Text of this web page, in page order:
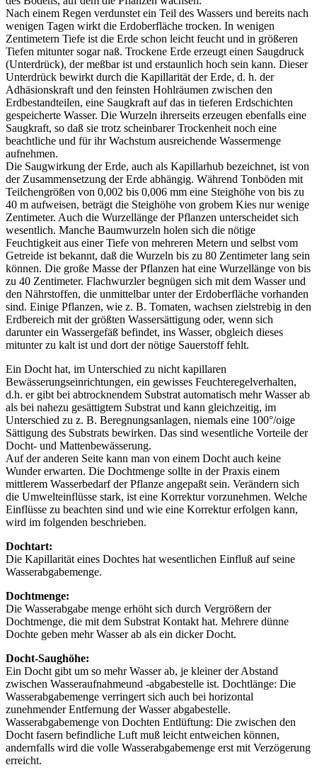
Nach einem Regen verdunstet ein Teil des Wassers und bereits nach
wenigen Tagen wirkt die Erdoberfläche trocken. In wenigen
Zentimetern Tiefe ist die Erde schon leicht feucht und in größeren
Tiefen mitunter sogar naß. Trockene Erde erzeugt einen Saugdruck
(Unterdrück), der meßbar ist und erstaunlich hoch sein kann. Dieser
Unterdrück bewirkt durch die Kapillarität der Erde, d. h. der
Adhäsionskraft und den feinsten Hohlräumen zwischen den
Erdbestandteilen, eine Saugkraft auf das in tieferen Erdschichten
gespeicherte Wasser. Die Wurzeln ihrerseits erzeugen ebenfalls eine
Saugkraft, so daß sie trotz scheinbarer Trockenheit noch eine
beachtliche und für ihr Wachstum ausreichende Wassermenge
aufnehmen.
Die Saugwirkung der Erde, auch als Kapillarhub bezeichnet, ist von
der Zusammensetzung der Erde abhängig. Während Tonböden mit
Teilchengrößen von 0,002 bis 0,006 mm eine Steighöhe von bis zu
40 m aufweisen, beträgt die Steighöhe von grobem Kies nur wenige
Zentimeter. Auch die Wurzellänge der Pflanzen unterscheidet sich
wesentlich. Manche Baumwurzeln holen sich die nötige
Feuchtigkeit aus einer Tiefe von mehreren Metern und selbst vom
Getreide ist bekannt, daß die Wurzeln bis zu 80 Zentimeter lang sein
können. Die große Masse der Pflanzen hat eine Wurzellänge von bis
zu 40 Zentimeter. Flachwurzler begnügen sich mit dem Wasser und
den Nährstoffen, die unmittelbar unter der Erdoberfläche vorhanden
sind. Einige Pflanzen, wie z. B. Tomaten, wachsen zielstrebig in den
Erdbereich mit der größten Wassersättigung oder, wenn sich
darunter ein Wassergefäß befindet, ins Wasser, obgleich dieses
mitunter zu kalt ist und dort der nötige Sauerstoff fehlt.
Ein Docht hat, im Unterschied zu nicht­ kapillaren
Bewässerungseinrichtungen, ein gewisses Feuchteregelver­halten,
d.h. er gibt bei abtrocknendem Substrat automatisch mehr Wasser ab
als bei nahezu gesättigtem Substrat und kann gleichzeitig, im
Unterschied zu z. B. Beregnungsanlagen, niemals eine 100°/oige
Sättigung des Substrats bewirken. Das sind wesentliche Vorteile der
Docht- und Mattenbewässerung.
Auf der anderen Seite kann man von einem Docht auch keine
Wunder er­warten. Die Dochtmenge sollte in der Praxis einem
mittlerem Wasserbedarf der Pflanze angepaßt sein. Verändern sich
die Umwelteinflüsse stark, ist eine Korrektur vorzunehmen. Welche
Einflüsse zu beachten sind und wie eine Korrektur erfolgen kann,
wird im folgenden beschrieben.
Dochtart:
Die Kapillarität eines Doch­tes hat wesentlichen Einfluß auf seine
Wasserabgabemenge.
Dochtmenge:
Die Wasserabgabe­ menge erhöht sich durch Vergrößern der
Dochtmenge, die mit dem Substrat Kontakt hat. Mehrere dünne
Dochte geben mehr Wasser ab als ein dicker Docht.
Docht-Saughöhe:
Ein Docht gibt um so mehr Wasser ab, je kleiner der Abstand
zwischen Wasseraufnahmeund -abgabestelle ist. Dochtlänge: Die
Wasserabgabemen­ge verringert sich auch bei horizontal
zunehmender Entfernung der Wasser­ abgabestelle.
Wasserabgabemenge von Dochten Entlüftung: Die zwischen den
Docht­ fasern befindliche Luft muß leicht ent­weichen können,
andernfalls wird die volle Wasserabgabemenge erst mit Verzögerung
erreicht.